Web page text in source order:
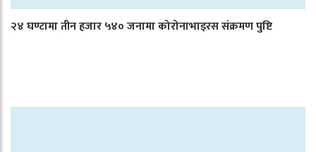
२४ घण्टामा तीन हजार ५४० जनामा कोरोनाभाइरस संक्रमण पुष्टि